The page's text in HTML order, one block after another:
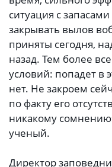
ситуация с
закрывать вылов
приняты сегодня,
назад. Тем более
условий: попадет в
нет. Не закроем
по факту его
никакому
ученый.
Директор